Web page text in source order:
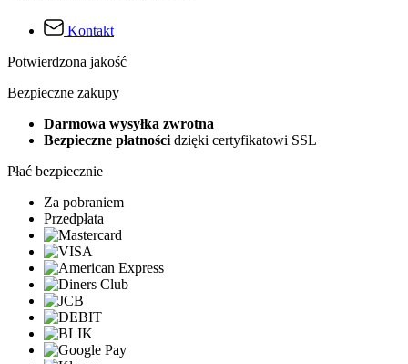
Kontakt
Potwierdzona jakość
Bezpieczne zakupy
Darmowa wysyłka zwrotna
Bezpieczne płatności dzięki certyfikatowi SSL
Płać bezpiecznie
Za pobraniem
Przedpłata